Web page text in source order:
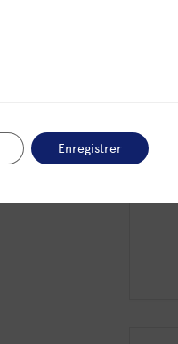
export
Enregistrer